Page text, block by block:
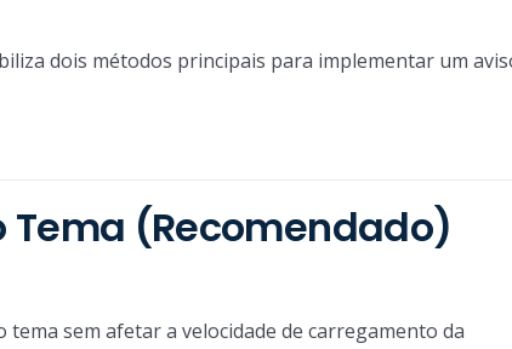
dois métodos principais para implementar um
Tema (Recomendado)
sem afetar a velocidade de carregamento da